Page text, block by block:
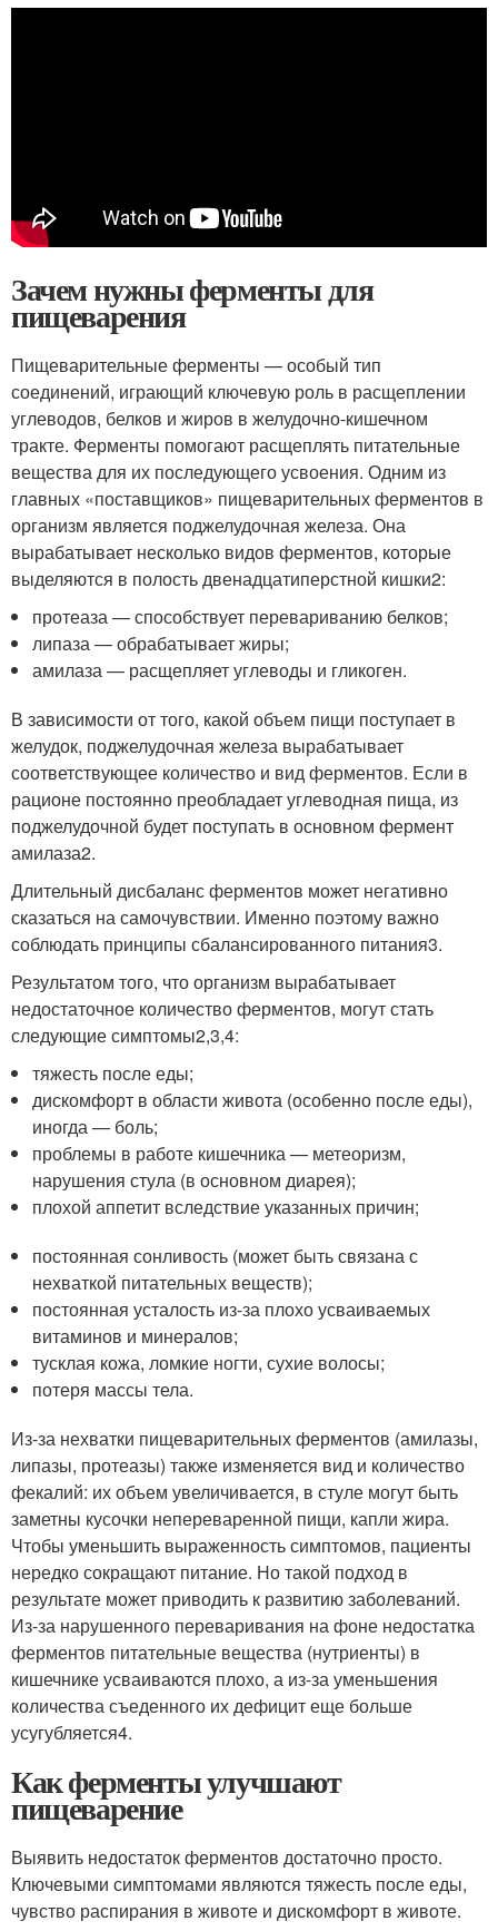
Зачем нужны ферменты для
пищеварения
Пищеварительные ферменты — особый тип
соединений, играющий ключевую роль в расщеплении
углеводов, белков и жиров в желудочно-кишечном
тракте. Ферменты помогают расщеплять питательные
вещества для их последующего усвоения. Одним из
главных «поставщиков» пищеварительных ферментов в
организм является поджелудочная железа. Она
вырабатывает несколько видов ферментов, которые
выделяются в полость двенадцатиперстной кишки2:
протеаза — способствует перевариванию белков;
липаза — обрабатывает жиры;
амилаза — расщепляет углеводы и гликоген.
В зависимости от того, какой объем пищи поступает в
желудок, поджелудочная железа вырабатывает
соответствующее количество и вид ферментов. Если в
рационе постоянно преобладает углеводная пища, из
поджелудочной будет поступать в основном фермент
амилаза2.
Длительный дисбаланс ферментов может негативно
сказаться на самочувствии. Именно поэтому важно
соблюдать принципы сбалансированного питания3.
Результатом того, что организм вырабатывает
недостаточное количество ферментов, могут стать
следующие симптомы2,3,4:
тяжесть после еды;
дискомфорт в области живота (особенно после еды),
иногда — боль;
проблемы в работе кишечника — метеоризм,
нарушения стула (в основном диарея);
плохой аппетит вследствие указанных причин;
постоянная сонливость (может быть связана с
нехваткой питательных веществ);
постоянная усталость из-за плохо усваиваемых
витаминов и минералов;
тусклая кожа, ломкие ногти, сухие волосы;
потеря массы тела.
Из-за нехватки пищеварительных ферментов (амилазы,
липазы, протеазы) также изменяется вид и количество
фекалий: их объем увеличивается, в стуле могут быть
заметны кусочки непереваренной пищи, капли жира.
Чтобы уменьшить выраженность симптомов, пациенты
нередко сокращают питание. Но такой подход в
результате может приводить к развитию заболеваний.
Из-за нарушенного переваривания на фоне недостатка
ферментов питательные вещества (нутриенты) в
кишечнике усваиваются плохо, а из-за уменьшения
количества съеденного их дефицит еще больше
усугубляется4.
Как ферменты улучшают
пищеварение
Выявить недостаток ферментов достаточно просто.
Ключевыми симптомами являются тяжесть после еды,
чувство распирания в животе и дискомфорт в животе.